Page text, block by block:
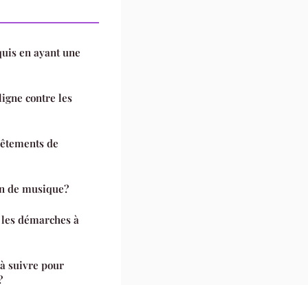
en ayant une
contre les
de
de musique?
démarches à
suivre pour